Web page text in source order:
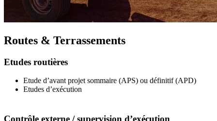
Routes & Terrassements
Etudes routières
Etude d’avant projet sommaire (APS) ou définitif (APD)
Etudes d’exécution
Contrôle externe / supervision d’exécution